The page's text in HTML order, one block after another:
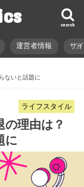
search
運営者情報 サ
ないと話題に
ライフスタイル
の理由は？
に